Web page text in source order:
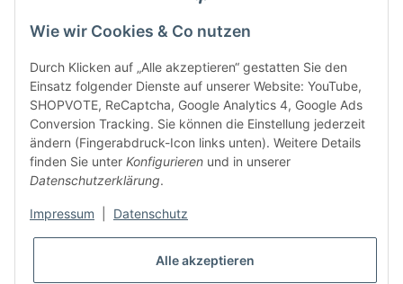
Wie wir Cookies & Co nutzen
Durch Klicken auf „Alle akzeptieren“ gestatten Sie den
Einsatz folgender Dienste auf unserer Website: YouTube,
SHOPVOTE, ReCaptcha, Google Analytics 4, Google Ads
Conversion Tracking. Sie können die Einstellung jederzeit
ändern (Fingerabdruck-Icon links unten). Weitere Details
finden Sie unter Konfigurieren und in unserer
Datenschutzerklärung.
Impressum Datenschutz
Alle akzeptieren
unsere Partner